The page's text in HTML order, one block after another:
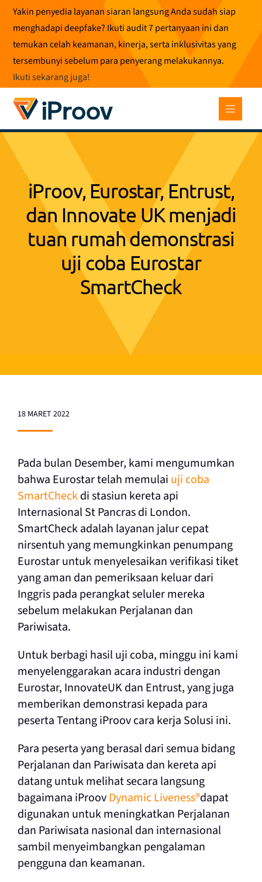
Loncat
konten
Yakin penyedia layanan siaran langsung Anda sudah siap
menghadapi deepfake? Ikuti audit 7 pertanyaan ini dan
temukan celah keamanan, kinerja, serta inklusivitas yang
tersembunyi sebelum para penyerang melakukannya.
Ikuti sekarang juga!
iProov, Eurostar, Entrust,
dan Innovate UK menjadi
tuan rumah demonstrasi
uji coba Eurostar
SmartCheck
18 MARET 2022
Pada bulan Desember, kami mengumumkan
bahwa Eurostar telah memulai uji coba
SmartCheckdi stasiun kereta api
Internasional St Pancras di London.
SmartCheck adalah layanan jalur cepat
nirsentuh yang memungkinkan penumpang
Eurostar untuk menyelesaikan verifikasi tiket
yang aman dan pemeriksaan keluar dari
Inggris pada perangkat seluler mereka
sebelum melakukan Perjalanan dan
Pariwisata.
Untuk berbagi hasil uji coba, minggu ini kami
menyelenggarakan acara industri dengan
Eurostar, InnovateUK dan Entrust, yang juga
memberikan demonstrasi kepada para
peserta Tentang iProov cara kerja Solusi ini.
Para peserta yang berasal dari semua bidang
Perjalanan dan Pariwisata dan kereta api
datang untuk melihat secara langsung
bagaimana iProovDynamic Liveness®dapat
digunakan untuk meningkatkan Perjalanan
dan Pariwisata nasional dan internasional
sambil menyeimbangkan pengalaman
pengguna dan keamanan.